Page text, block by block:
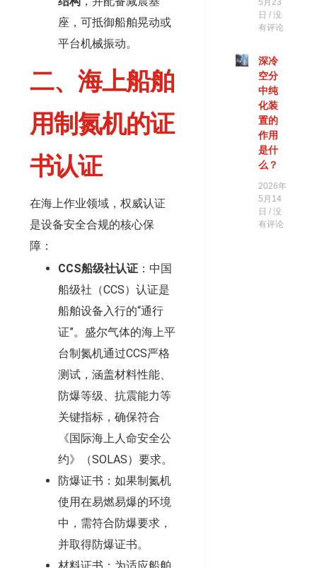
座，可抵御船舶晃动或
平台机械振动。
二、海上船舶
用制氮机的证
书认证
在海上作业领域，权威认证
是设备安全合规的核心保
障：
CCS船级社认证 ：中国
船级社（CCS）认证是
船舶设备入行的“通行
证”。盛尔气体的海上平
台制氮机通过CCS严格
测试，涵盖材料性能、
防爆等级、抗震能力等
关键指标，确保符合
《国际海上人命安全公
约》（SOLAS）要求。
防爆证书：如果制氮机
使用在易燃易爆的环境
中，需符合防爆要求，
并取得防爆证书。
5月23
日 没
有评论
深冷
空分
中纯
化装
置的
作用
是什
么？
2026年
5月14
日 没
有评论